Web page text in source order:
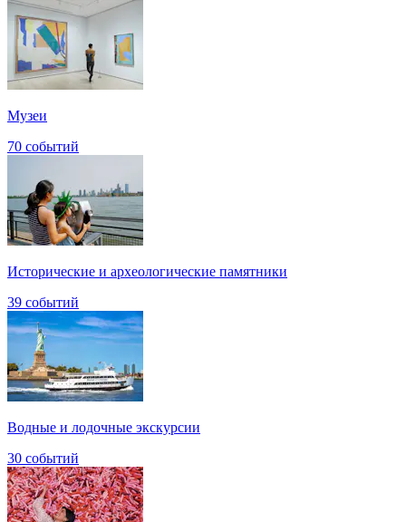
Музеи
70 событий
Исторические и археологические памятники
39 событий
Водные и лодочные экскурсии
30 событий